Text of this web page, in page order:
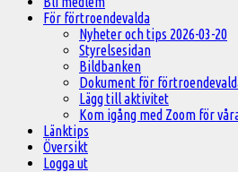
För förtroendevalda
Nyheter och tips 2026-03-20
Styrelsesidan
Bildbanken
Dokument för
Lägg till aktivitet
Kom igång med Zoom för
Länktips
Översikt
Logga ut